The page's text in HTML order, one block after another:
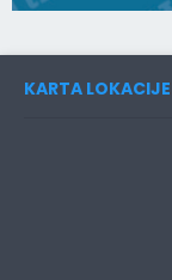
KARTA LOKACIJE